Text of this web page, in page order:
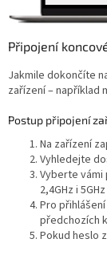
Připojení
Jakmile dokončíte
zařízení –
Postup připojení
Na zařízení
Vyhledejte
Vyberte vámi
2,4GHz i
Pro
předchozích
Pokud heslo